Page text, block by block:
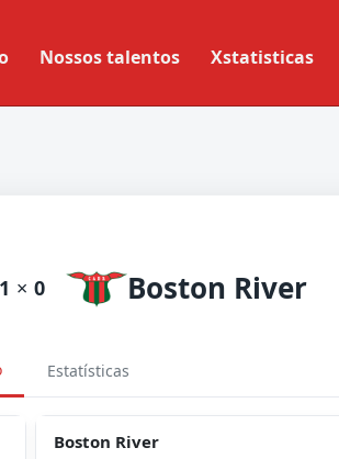
Nossos talentos Xstatisticas
1 × 0 Boston River
Estatísticas
Boston River